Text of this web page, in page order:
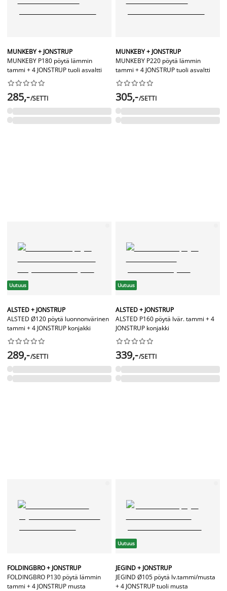
MUNKEBY + JONSTRUP
MUNKEBY P180 pöytä lämmin
tammi + 4 JONSTRUP tuoli asvaltti






285,-/SETTI
MUNKEBY + JONSTRUP
MUNKEBY P220 pöytä lämmin
tammi + 4 JONSTRUP tuoli asvaltti






305,-/SETTI
Uutuus
ALSTED + JONSTRUP
ALSTED Ø120 pöytä luonnonvärinen
tammi + 4 JONSTRUP konjakki






289,-/SETTI
Uutuus
ALSTED + JONSTRUP
ALSTED P160 pöytä lvär. tammi + 4
JONSTRUP konjakki






339,-/SETTI
FOLDINGBRO + JONSTRUP
FOLDINGBRO P130 pöytä lämmin
tammi + 4 JONSTRUP musta
Uutuus
JEGIND + JONSTRUP
JEGIND Ø105 pöytä lv.tammi/musta
+ 4 JONSTRUP tuoli musta